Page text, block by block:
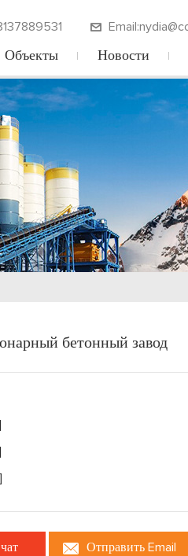
Объекты Новости
бетонный завод
Отправить Email